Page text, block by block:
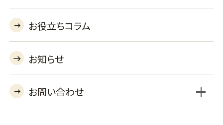
お役立ちコラム
お知らせ
お問い合わせ